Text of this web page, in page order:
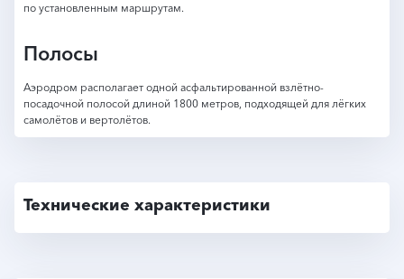
по установленным маршрутам.
Полосы
Аэродром располагает одной асфальтированной взлётно-
посадочной полосой длиной 1800 метров, подходящей для лёгких
самолётов и вертолётов.
Технические характеристики